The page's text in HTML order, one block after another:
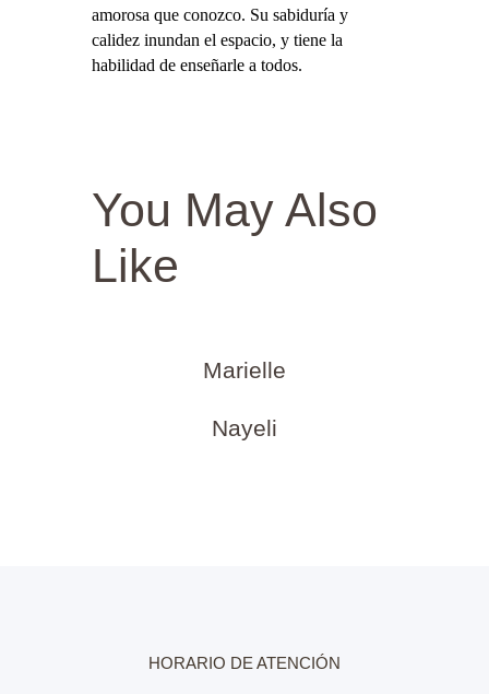
amorosa que conozco. Su sabiduría y
calidez inundan el espacio, y tiene la
habilidad de enseñarle a todos.
You May Also
Like
Marielle
Nayeli
HORARIO DE ATENCIÓN